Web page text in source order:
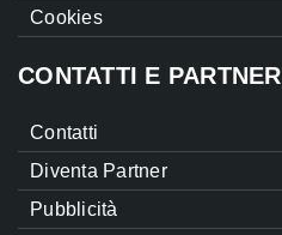
Cookies
CONTATTI E PARTNER
Contatti
Diventa Partner
Pubblicità